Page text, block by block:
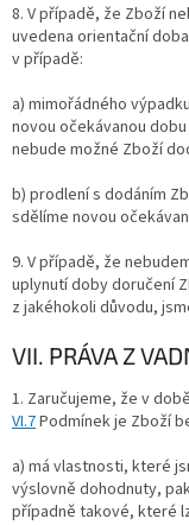
8. V případě, že Zboží
uvedena orientační
v případě:
a) mimořádného
novou očekávanou
nebude možné Zboží
b) prodlení s dodáním
sdělíme novou
9. V případě, že
uplynutí doby doručení
z jakéhokoli důvodu,
VII. PRÁVA Z
1. Zaručujeme, že v
VI.7Podmínek je Zboží
a) má vlastnosti, které
výslovně dohodnuty,
případně takové, které